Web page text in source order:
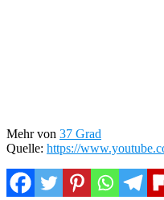
Mehr von 37 Grad
Quelle: https://